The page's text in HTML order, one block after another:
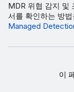
MDR 위협 감지 및
서를 확인하는 방
Managed
이